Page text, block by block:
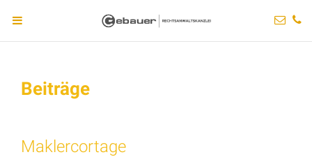
Beiträge
Maklercortage